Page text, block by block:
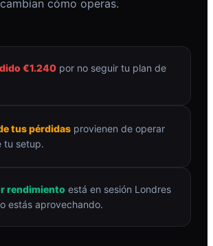
cambian cómo operas.
€1.240 por no seguir tu plan de
tus pérdidas provienen de operar
tu setup.
rendimiento está en sesión Londres
estás aprovechando.